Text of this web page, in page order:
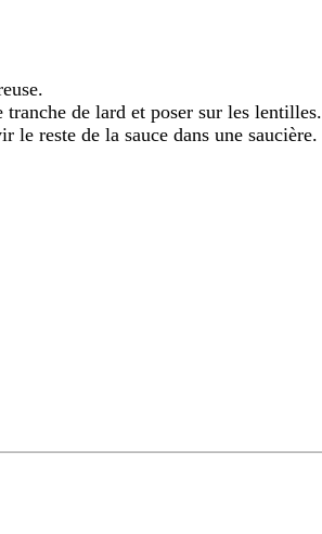
de lard et poser sur les lentilles.
le reste de la sauce dans une saucière.